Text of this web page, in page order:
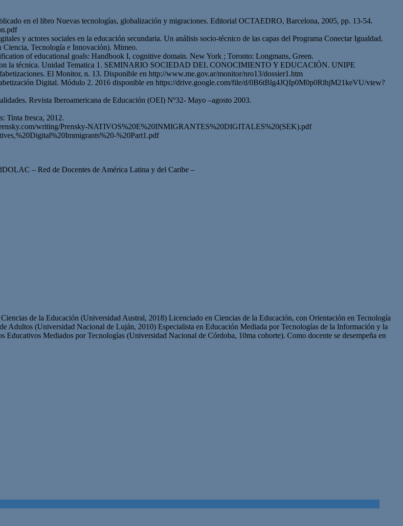
en el libro Nuevas tecnologías, globalización y migraciones. Editorial OCTAEDRO, Barcelona, 2005, pp. 13-54.
y actores sociales en la educación secundaria. Un análisis socio-técnico de las capas del Programa Conectar Igualdad.
Tecnología e Innovación). Mimeo.
of educational goals: Handbook I, cognitive domain. New York ; Toronto: Longmans, Green.
con la técnica. Unidad Tematica 1. SEMINARIO SOCIEDAD DEL CONOCIMIENTO Y EDUCACIÓN. UNIPE
El Monitor, n. 13. Disponible en http://www.me.gov.ar/monitor/nro13/dossier1.htm
Digital. Módulo 2. 2016 disponible en https://drive.google.com/file/d/0B6tBlg4JQIp0M0p0RlhjM21keVU/view?
Revista Iberoamericana de Educación (OEI) Nº32- Mayo –agosto 2003.
Tinta fresca, 2012.
writing/Prensky-NATIVOS%20E%20INMIGRANTES%20DIGITALES%20(SEK).pdf
%20Part1.pdf
– Red de Docentes de América Latina y del Caribe –
de la Educación (Universidad Austral, 2018) Licenciado en Ciencias de la Educación, con Orientación en Tecnología
Adultos (Universidad Nacional de Luján, 2010) Especialista en Educación Mediada por Tecnologías de la Información y la
Mediados por Tecnologías (Universidad Nacional de Córdoba, 10ma cohorte). Como docente se desempeña en